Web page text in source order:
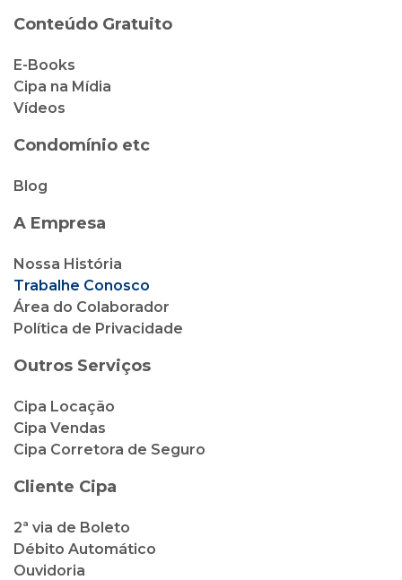
Conteúdo Gratuito
E-Books
Cipa na Mídia
Vídeos
Condomínio etc
Blog
A Empresa
Nossa História
Trabalhe Conosco
Área do Colaborador
Política de Privacidade
Outros Serviços
Cipa Locação
Cipa Vendas
Cipa Corretora de Seguro
Cliente Cipa
2ª via de Boleto
Débito Automático
Ouvidoria